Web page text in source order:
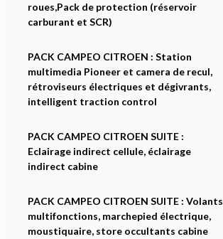
roues,Pack de protection (réservoir
carburant et SCR)
PACK CAMPEO CITROEN : Station
multimedia Pioneer et camera de recul,
rétroviseurs électriques et dégivrants,
intelligent traction control
PACK CAMPEO CITROEN SUITE :
Eclairage indirect cellule, éclairage
indirect cabine
PACK CAMPEO CITROEN SUITE : Volants
multifonctions, marchepied électrique,
moustiquaire, store occultants cabine